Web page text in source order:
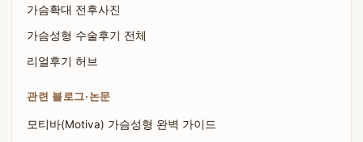
가슴확대 전후사진
가슴성형 수술후기 전체
리얼후기 허브
관련 블로그·논문
모티바(Motiva) 가슴성형 완벽 가이드